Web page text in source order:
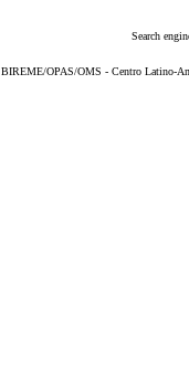
Search
BIREME/OPAS/OMS - Centro Latino-